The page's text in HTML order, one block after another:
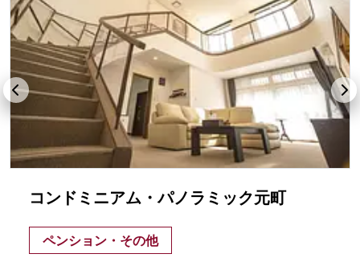
コンドミニアム・パノラミック元町
ペンション・その他